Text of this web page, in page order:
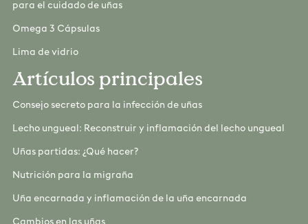
para el cuidado de uñas
Omega 3 Cápsulas
Lima de vidrio
Artículos principales
Consejo secreto para la infección de uñas
Lecho ungueal: Reconstruir y inflamación del lecho ungueal
Uñas partidas: ¿Qué hacer?
Nutrición para la migraña
Uña encarnada y inflamación de la uña encarnada
Cambios en las uñas